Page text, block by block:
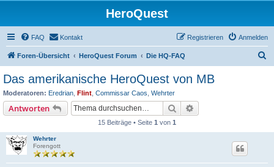
HeroQuest
FAQ Kontakt Anmelden
Registrieren
Foren-Übersicht HeroQuest Forum Die HQ-FAQ
Das amerikanische HeroQuest von MB
Moderatoren: Eredrian Flint Commissar Caos Wehrter
Antworten Suche
15 Beiträge • Seite 1 von 1
Wehrter
Forengott